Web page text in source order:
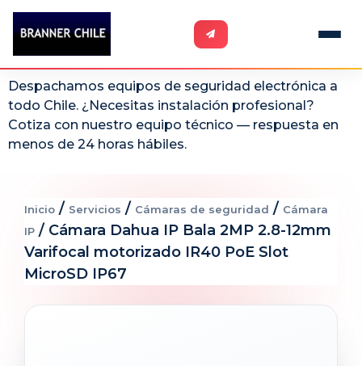
Despachamos equipos de seguridad electrónica a
todo Chile. ¿Necesitas instalación profesional?
Cotiza con nuestro equipo técnico — respuesta en
menos de 24 horas hábiles.
Inicio / Servicios / Cámaras de seguridad / Cámara
IP / Cámara Dahua IP Bala 2MP 2.8-12mm
Varifocal motorizado IR40 PoE Slot
MicroSD IP67